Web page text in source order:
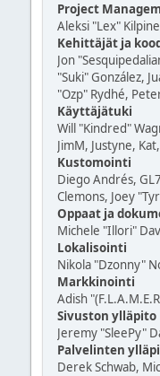
Project
Aleksi "Lex"
Kehittäjät ja
Jon
"Suki" González,
"Ozp" Rydhé,
Käyttäjätuki
Will "Kindred"
JimM, Justyne,
Kustomointi
Diego Andrés,
Clemons, Joey
Oppaat ja
Michele "Illori"
Lokalisointi
Nikola "Dzonny"
Markkinointi
Adish
Sivuston ylläpito
Jeremy "SleePy"
Palvelinten
Derek Schwab,